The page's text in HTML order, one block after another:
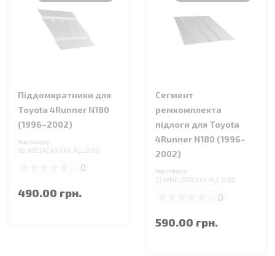
Піддомкратники для
Toyota 4Runner N180
(1996–2002)
Код товару:
60.WBJACKXXXX.ALL.0.00
0
490.00 грн.
Сегмент
ремкомплекта
підлоги для Toyota
4Runner N180 (1996–
2002)
Код товару:
21.WBFLRPXXXX.ALL.0.00
0
590.00 грн.